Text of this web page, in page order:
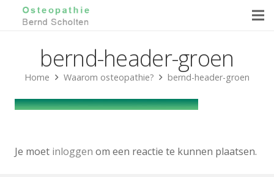
bernd-header-groen
Home Waarom osteopathie? bernd-header-groen
Je moet inloggen om een reactie te kunnen plaatsen.